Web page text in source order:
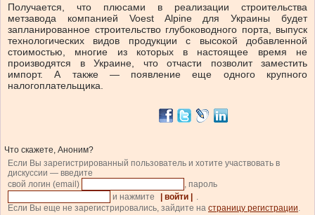
Получается, что плюсами в реализации строительства
метзавода компанией Voest Alpine для Украины будет
запланированное строительство глубоководного порта, выпуск
технологических видов продукции с высокой добавленной
стоимостью, многие из которых в настоящее время не
производятся в Украине, что отчасти позволит заместить
импорт. А также — появление еще одного крупного
налогоплательщика.
Что скажете, Аноним?
Если Вы зарегистрированный пользователь и хотите участвовать в
дискуссии — введите
свой логин (email)
, пароль
и нажмите
| войти |
Если Вы еще не зарегистрировались, зайдите на страницу регистрации